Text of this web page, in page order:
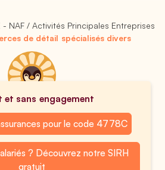
- NAF / Activités Principales Entreprises
de détail spécialisés divers
sans engagement
pour le code 4778C
? Découvrez notre SIRH
gratuit